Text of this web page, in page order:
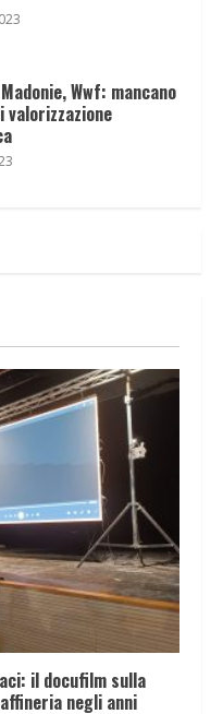
Wwf: mancano
il docufilm sulla
negli anni